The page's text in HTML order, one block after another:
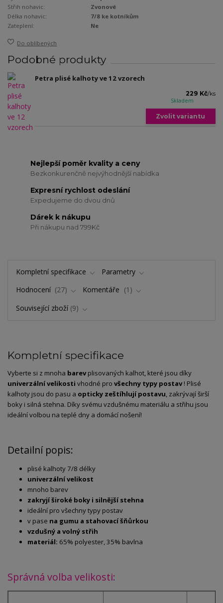
Střih nohavic:
Zvonové
Délka nohavic:
7/8 ke kotníkům
Zateplení:
Ne
Do oblíbených
Podobné produkty
Petra plisé kalhoty ve 12 vzorech
229 Kč/ks
Skladem
Zvolit variantu
Nejlepší poměr kvality a ceny
Bezkonkurenčně nejvýhodnější nabídka
Expresní rychlost odeslání
Expedujeme do dvou dnů
Dárek k nákupu
Při nákupu nad 799Kč
Kompletní specifikace
Parametry
Hodnocení
27 Komentáře
1
Související zboží 9
Kompletní specifikace
Vyberte si z mnoha barevplisovaných kalhot, které jsou díky
univerzální velikosti vhodné pro všechny typy postav! Plisé
kalhoty jsou do pasu a opticky zeštíhlují postavu, zakrývají širší
boky i silná stehna. Díky svému vzdušnému materiálu a střihu jsou
ideální volbou na teplé dny a domácí nošení!
Detailní popis:
plisé kalhoty 7/8 délky
univerzální velikost
mnoho barev
zakryjí široké boky i silnější stehna
ideální pro všechny typy postav
v pase na gumu a stahovací šňůrkou
vzdušný a volný střih
materiál: 65% polyester, 35% bavlna
Správná volba velikosti: